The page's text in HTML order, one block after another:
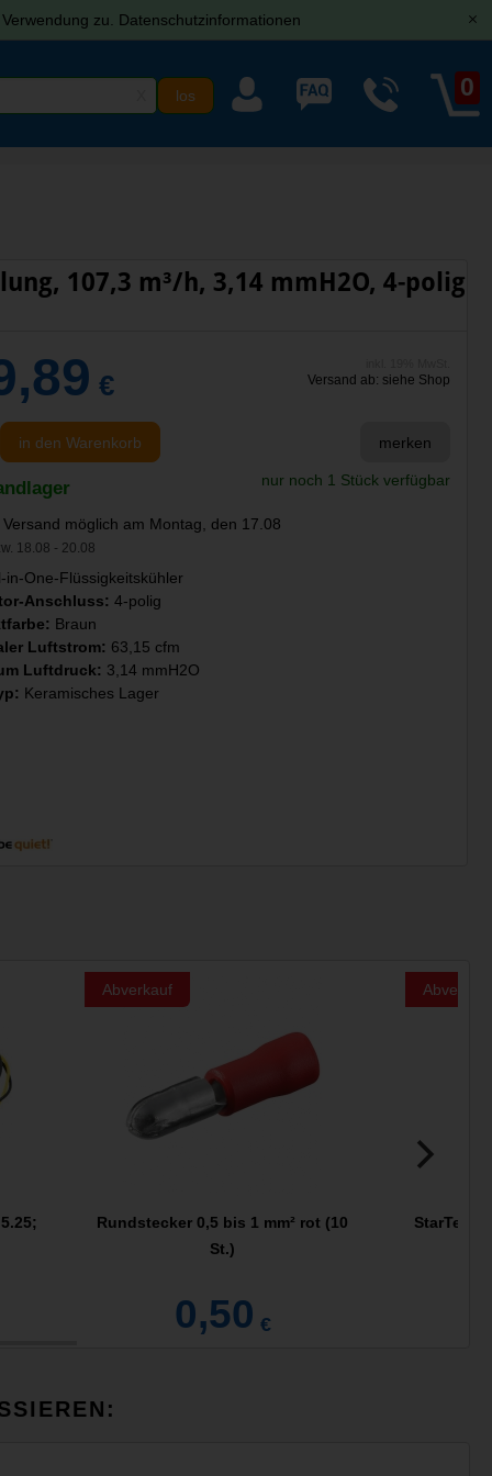
zu. Datenschutzinformationen [x]
0
107,3 m³/h, 3,14 mmH2O, 4-polig
€ Versand ab: siehe Shop
in den Warenkorb merken
nur noch 1 Stück verfügbar
möglich am Montag, den 17.08
18.08 - 20.08
in-One-Flüssigkeitskühler
Anschluss: 4-polig
Braun
Luftstrom: 63,15 cfm
Luftdruck: 3,14 mmH2O
Keramisches Lager
Abverkauf
Rundstecker 0,5 bis 1 mm² rot (10
St.)
0,50 €
Abverkauf
StarTech